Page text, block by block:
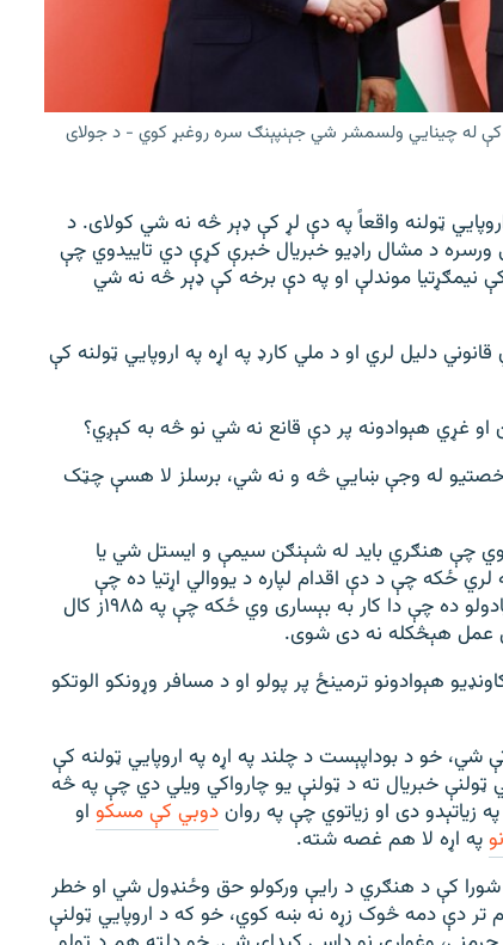
کې له چینايي ولسمشر شي جېنپېنګ سره روغبړ کوي - د جولای
ټولنه واقعاً په دې لړ کې ډېر څه نه شي کولای. د
ورسره د مشال راډیو خبریال خبرې کړې دي تاییدوي چې
نیمګړتیا موندلې او په دې برخه کې ډېر څه نه شي
دلیل لري او د ملي کارډ په اړه په اروپايي ټولنه کې
غړي هېوادونه پر دې قانع نه شي نو څه به کېږي؟
له وجې ښايي څه و نه شي، برسلز لا هسې چټک
چې هنګري باید له شېنګن سیمې و ایستل شي یا
ځکه چې د دې اقدام لپاره د یووالي اړتیا ده چې
ترلاسه کول یې تقریباً ناشوني دي. دا هم د یادولو ده چې دا کار به بېساری وي ځکه چې په ۱۹۸۵ز کال
عمل هېڅکله نه دی شوی.
هېوادونو ترمینځ پر پولو او د مسافر وړونکو الوتکو
شي، خو د بوداپېست د چلند په اړه په اروپايي ټولنه کې
ټولنې خبریال ته د ټولنې یو چارواکي ویلي دي چې په څه
زیاتېدو دی او زیاتوي چې په رواندوبي کې مسکو او
په اړه لا هم غصه شته.
کې د هنګري د رایې ورکولو حق وځنډول شي او خطر
تر دې دمه څوک زړه نه ښه کوي، خو که د اروپايي ټولنې